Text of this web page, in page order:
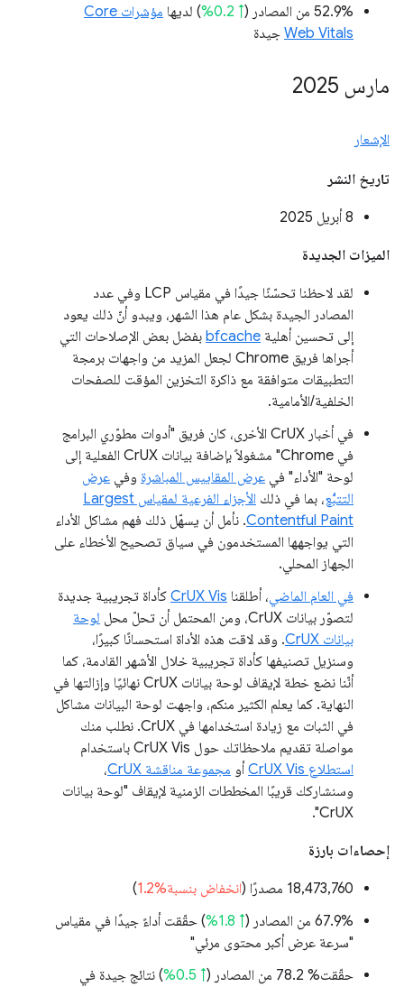
‫52.9% من المصادر (
↑ 0.2% ) لديها
مؤشرات Core
Web Vitals جيدة
مارس 2025
الإشعار
تاريخ النشر
‫8 أبريل 2025
الميزات الجديدة
لقد لاحظنا تحسّنًا جيدًا في مقياس LCP وفي عدد
المصادر الجيدة بشكل عام هذا الشهر، ويبدو أنّ ذلك يعود
إلى تحسين أهلية bfcache بفضل بعض الإصلاحات التي
أجراها فريق Chrome لجعل المزيد من واجهات برمجة
التطبيقات متوافقة مع ذاكرة التخزين المؤقت للصفحات
الخلفية/الأمامية.
في أخبار CrUX الأخرى، كان فريق "أدوات مطوّري البرامج
في Chrome" مشغولاً بإضافة بيانات CrUX الفعلية إلى
لوحة "الأداء" في عرض المقاييس المباشرة وفي عرض
التتبُّع، بما في ذلك
الأجزاء الفرعية لمقياس Largest
Contentful Paint. نأمل أن يسهّل ذلك فهم مشاكل الأداء
التي يواجهها المستخدمون في سياق تصحيح الأخطاء على
الجهاز المحلي.
في العام الماضي، أطلقنا CrUX Vis كأداة تجريبية جديدة
لتصوّر بيانات CrUX، ومن المحتمل أن تحلّ محل
لوحة
بيانات CrUX
. وقد لاقت هذه الأداة استحسانًا كبيرًا،
وسنزيل تصنيفها كأداة تجريبية خلال الأشهر القادمة، كما
أنّنا نضع خطة لإيقاف لوحة بيانات CrUX نهائيًا وإزالتها في
النهاية. كما يعلم الكثير منكم، واجهت لوحة البيانات مشاكل
في الثبات مع زيادة استخدامها في CrUX. نطلب منك
مواصلة تقديم ملاحظاتك حول CrUX Vis باستخدام
استطلاع CrUX Vis
أو مجموعة مناقشة CrUX
،
وسنشاركك قريبًا المخططات الزمنية لإيقاف "لوحة بيانات
CrUX".
إحصاءات بارزة
‫18,473,760 مصدرًا ( انخفاض بنسبة%1.2
)
‫67.9% من المصادر (
↑ 1.8%
) حقّقت أداءً جيدًا في مقياس
"سرعة عرض أكبر محتوى مرئي"
حقّقت% 78.2 من المصادر (
↑ 0.5%
) نتائج جيدة في